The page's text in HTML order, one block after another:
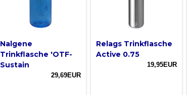
Nalgene
Trinkflasche 'OTF-
Sustain
29,69EUR
Relags Trinkflasche
Active 0.75
19,95EUR